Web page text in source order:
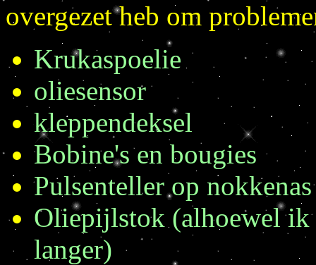
overgezet heb om
Krukaspoelie
oliesensor
kleppendeksel
Bobine's en bougies
Pulsenteller op nokkenas
Oliepijlstok (alhoewel
langer)